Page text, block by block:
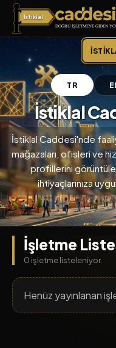
İstiklal
İstiklal Caddesi
TR
İstiklal
İstiklal Caddesi'nde
mağazaları, ofisleri ve
profillerini
ihtiyaçlarınıza
İşletme
0 işletme listeleniyor.
Henüz yayınlanan